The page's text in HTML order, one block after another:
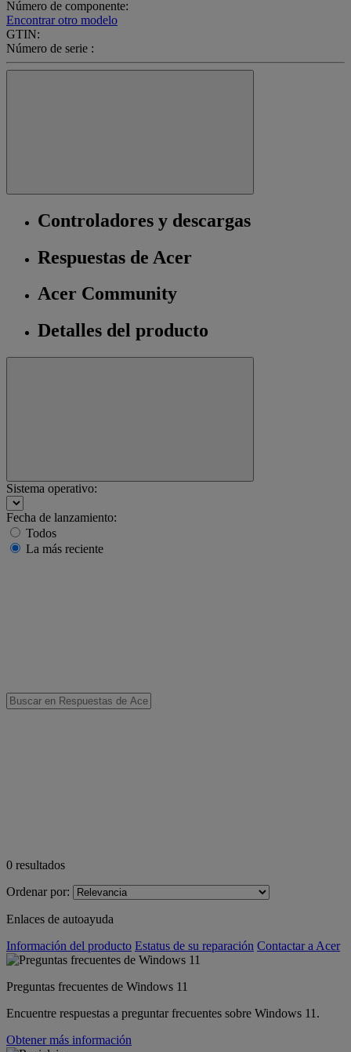
Número de componente:
Encontrar otro modelo
GTIN:
Número de serie :
Controladores y descargas
Respuestas de Acer
Acer Community
Detalles del producto
Sistema operativo:
Fecha de lanzamiento:
Todos
La más reciente
0 resultados
Ordenar por:
Enlaces de autoayuda
Información del producto Estatus de su reparación Contactar a Acer
Preguntas frecuentes de Windows 11
Encuentre respuestas a preguntar frecuentes sobre Windows 11.
Obtener más información